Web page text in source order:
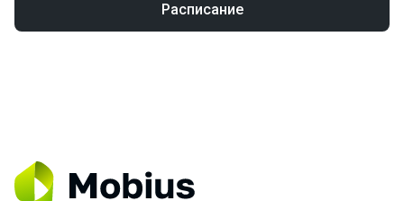
Расписание